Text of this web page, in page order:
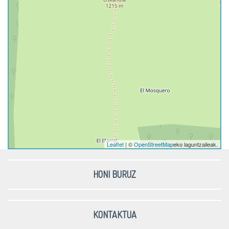
Leaflet | ©OpenStreetMapeko laguntzaileak.
HONI BURUZ
KONTAKTUA